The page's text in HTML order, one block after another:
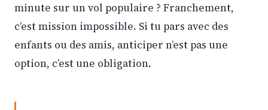
minute sur un vol populaire ? Franchement,
c’est mission impossible. Si tu pars avec des
enfants ou des amis, anticiper n’est pas une
option, c’est une obligation.